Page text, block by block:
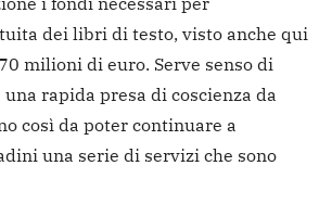
dei libri di testo, visto anche qui
milioni di euro. Serve senso di
rapida presa di coscienza da
così da poter continuare a
una serie di servizi che sono